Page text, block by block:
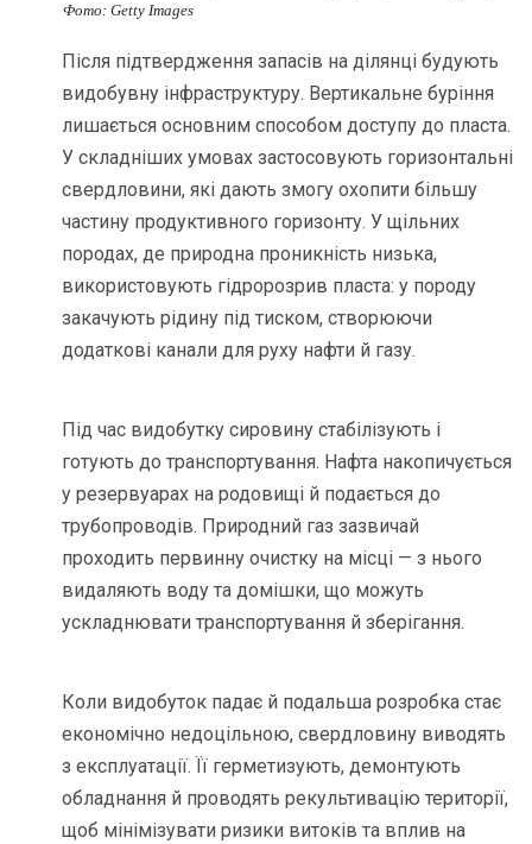
Фото: Getty Images
Після підтвердження запасів на ділянці будують
видобувну інфраструктуру. Вертикальне буріння
лишається основним способом доступу до пласта.
У складніших умовах застосовують горизонтальні
свердловини, які дають змогу охопити більшу
частину продуктивного горизонту. У щільних
породах, де природна проникність низька,
використовують гідророзрив пласта: у породу
закачують рідину під тиском, створюючи
додаткові канали для руху нафти й газу.
Під час видобутку сировину стабілізують і
готують до транспортування. Нафта накопичується
у резервуарах на родовищі й подається до
трубопроводів. Природний газ зазвичай
проходить первинну очистку на місці — з нього
видаляють воду та домішки, що можуть
ускладнювати транспортування й зберігання.
Коли видобуток падає й подальша розробка стає
економічно недоцільною, свердловину виводять
з експлуатації. Її герметизують, демонтують
обладнання й проводять рекультивацію території,
щоб мінімізувати ризики витоків та вплив на